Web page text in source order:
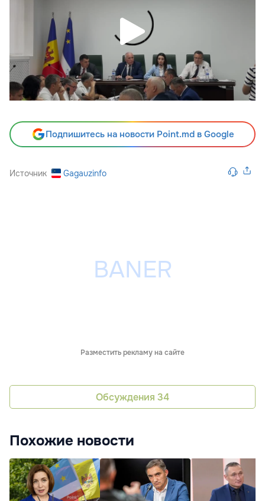
Подпишитесь на новости Point.md в Google
Источник Gagauzinfo
Разместить рекламу на сайте
Обсуждения 34
Похожие новости